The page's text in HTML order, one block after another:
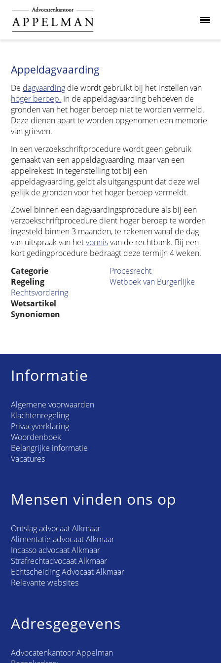
Appeldagvaarding
De dagvaarding die wordt gebruikt bij het instellen van
hoger beroep. In de appeldagvaarding behoeven de
gronden van het hoger beroep niet te worden vermeld.
Deze dienen apart te worden opgenomen een memorie
van grieven.
In een verzoekschriftprocedure wordt geen gebruik
gemaakt van een appeldagvaarding, maar van een
appelrekest: in tegenstelling tot bij een
appeldagvaarding, geldt als uitgangspunt dat deze wel
gelijk de gronden voor het hoger beroep vermeldt.
Zowel binnen een dagvaardingsprocedure als bij een
verzoekschriftprocedure dient hoger beroep te worden
ingesteld binnen 3 maanden, te rekenen vanaf de dag
van uitspraak van hetvonnisvan de rechtbank. Bij een
kort gedingprocedure bedraagt deze termijn 4 weken.
Categorie
Procesrecht
Regeling
Wetboek van Burgerlijke
Rechtsvordering
Wetsartikel
Synoniemen
Informatie
Algemene voorwaarden
Klachtenregeling
Privacyverklaring
Woordenboek
Belangrijke informatie
Vacatures
Mensen vinden ons op
Ontslag advocaat Alkmaar
Alimentatie advocaat Alkmaar
Incasso advocaat Alkmaar
Strafrechtadvocaat Alkmaar
Echtscheiding Advocaat Alkmaar
Relevante websites
Adresgegevens
Advocatenkantoor Appelman